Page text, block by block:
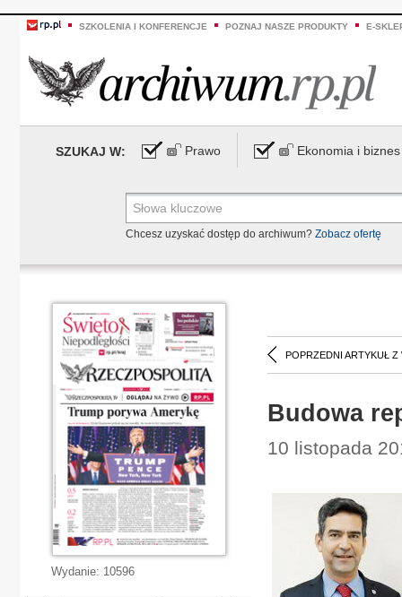
SZKOLENIA I KONFERENCJE POZNAJ NASZE PRODUKTY E-
SZUKAJ W: Prawo Ekonomia i biznes
Chcesz uzyskać dostęp do archiwum? Zobacz ofertę
POPRZEDNI ARTYKUŁ Z
Budowa
10 listopada
Wydanie: 10596